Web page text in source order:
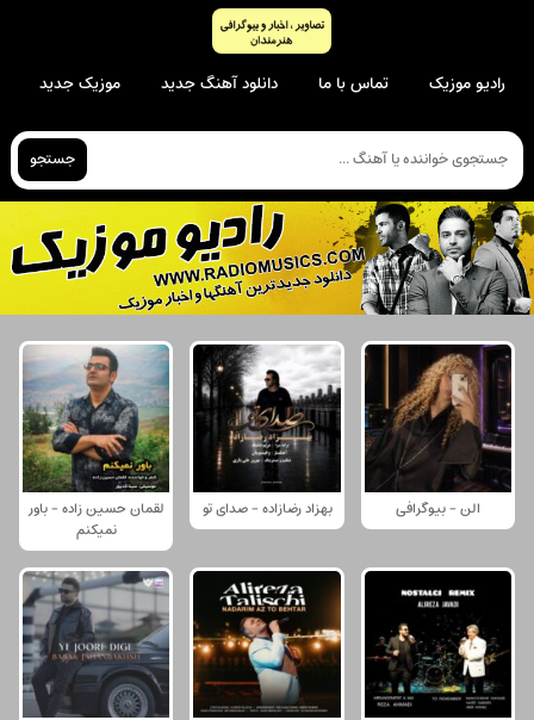
رادیو موزیک تماس با ما دانلود آهنگ جدید موزیک جدید
جستجو
الن - بیوگرافی بهزاد رضازاده - صدای تو
لقمان حسین زاده - باور
نمیکنم